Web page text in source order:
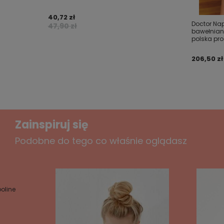
47,90 zł
40,72 zł
Doctor
polska
206,50
Zainspiruj się
Podobne do tego co właśnie oglądasz